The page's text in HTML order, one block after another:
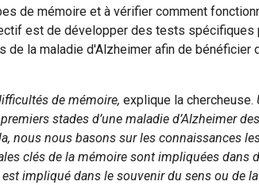
de mémoire et à vérifier comment
est de développer des tests
la maladie d'Alzheimer afin de bénéficier
de mémoire, explique la chercheuse.
stades d’une maladie d’Alzheimer
nous nous basons sur les connaissances
clés de la mémoire sont impliquées dans
impliqué dans le souvenir du sens ou de